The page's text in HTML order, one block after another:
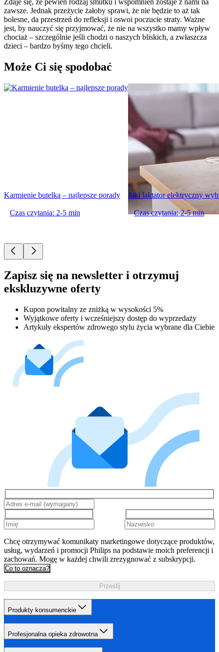
zawsze. Jednak przeżycie żałoby sprawi, że nie będzie to aż tak
bolesne, da przestrzeń do refleksji i oswoi poczucie straty. Ważne
jest, by nauczyć się przyjmować, że nie na wszystko mamy wpływ
chociaż – szczególnie jeśli chodzi o naszych bliskich, a zwłaszcza
dzieci – bardzo byśmy tego chcieli.
Może Ci się spodobać
Karmienie butelką – najlepsze porady
Czas czytania: 2-5 min
Jaki laktator elektryczny
Czas czytania: 2-5 min
Zapisz się na newsletter i otrzymuj
ekskluzywne oferty
Kupon powitalny ze zniżką w wysokości 5%
Wyjątkowe oferty i wcześniejszy dostęp do wyprzedaży
Artykuły ekspertów zdrowego stylu życia wybrane dla Ciebie
Chcę otrzymywać komunikaty marketingowe dotyczące produktów,
usług, wydarzeń i promocji Philips na podstawie moich preferencji i
zachowań. Mogę w każdej chwili zrezygnować z subskrypcji.
Co to oznacza?
Prześlij
Produkty konsumenckie
Profesjonalna opieka zdrowotna